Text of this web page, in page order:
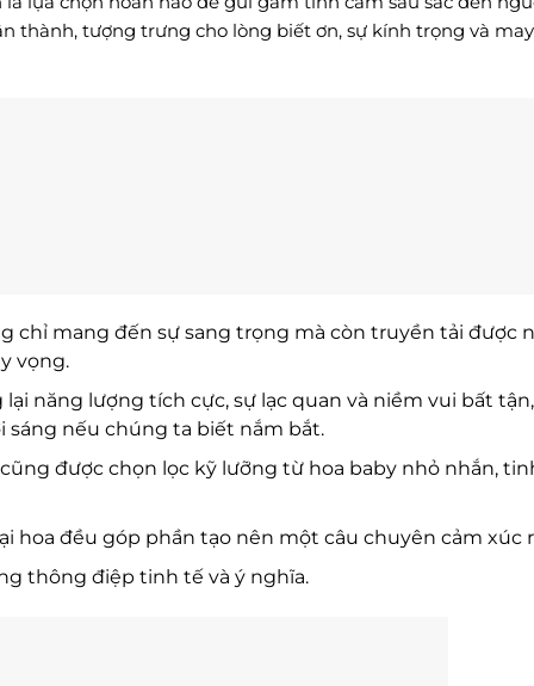
thành, tượng trưng cho lòng biết ơn, sự kính trọng và
chỉ mang đến sự sang trọng mà còn truyền tải được
vọng.
năng lượng tích cực, sự lạc quan và niềm vui bất
nếu chúng ta biết nắm bắt.
cũng được chọn lọc kỹ lưỡng từ hoa baby nhỏ nhắn,
hoa đều góp phần tạo nên một câu chuyên cảm xúc
thông điệp tinh tế và ý nghĩa.